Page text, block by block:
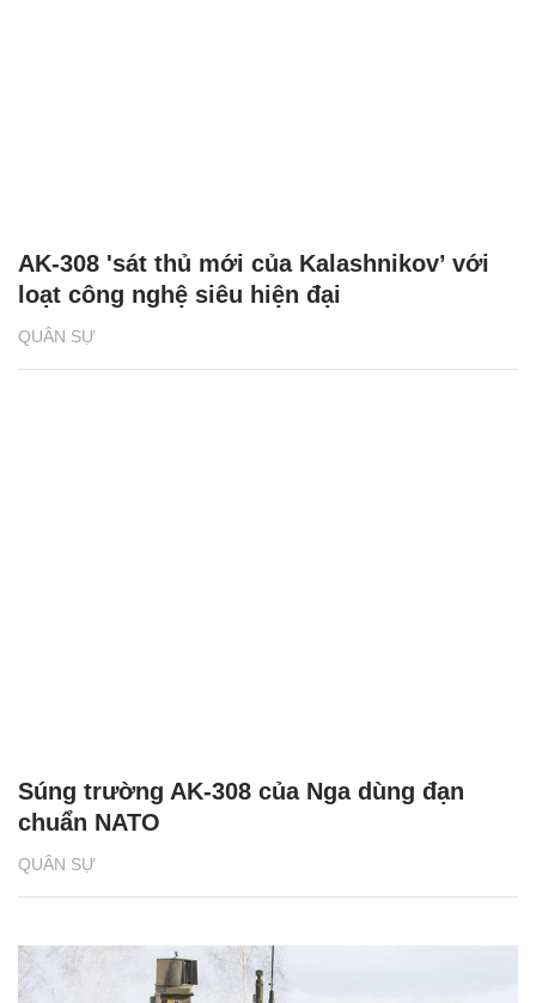
QUÂN SỰ
AK-308 'sát thủ mới của Kalashnikov’ với
loạt công nghệ siêu hiện đại
QUÂN SỰ
Súng trường AK-308 của Nga dùng đạn
chuẩn NATO